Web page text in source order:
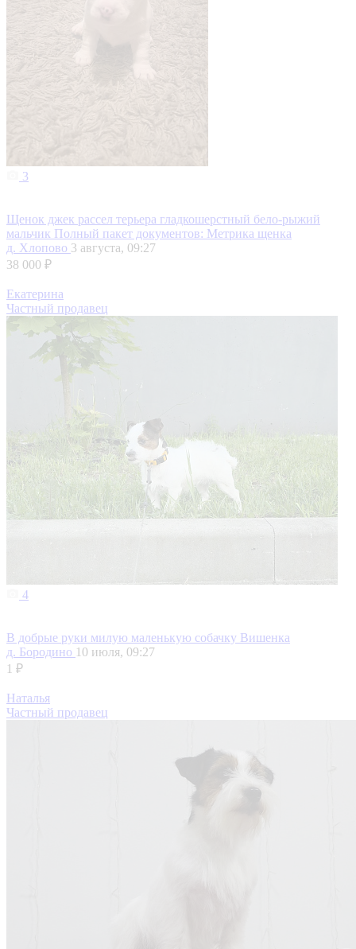
3
Щенок джек рассел терьера гладкошерстный бело-рыжий
мальчик Полный пакет документов: Метрика щенка
д. Хлопово 3 августа, 09:27
38 000 ₽
Екатерина
Частный продавец
4
В добрые руки милую маленькую собачку Вишенка
д. Бородино 10 июля, 09:27
1 ₽
Наталья
Частный продавец